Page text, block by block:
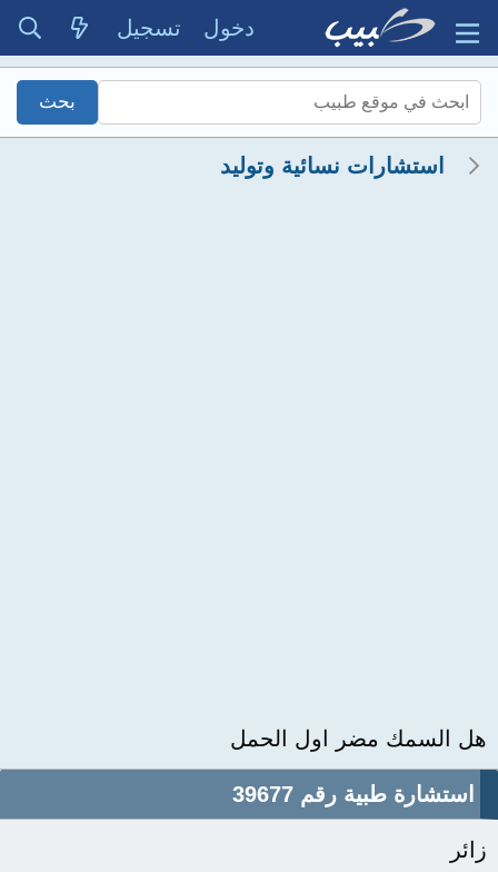
دخول تسجيل
استشارات نسائية وتوليد
هل السمك مضر اول الحمل
استشارة طبية رقم 39677
زائر